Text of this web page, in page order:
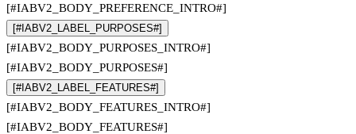
[#IABV2_BODY_PREFERENCE_INTRO#]
[#IABV2_LABEL_PURPOSES#]
[#IABV2_BODY_PURPOSES_INTRO#]
[#IABV2_BODY_PURPOSES#]
[#IABV2_LABEL_FEATURES#]
[#IABV2_BODY_FEATURES_INTRO#]
[#IABV2_BODY_FEATURES#]